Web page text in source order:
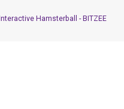
Interactive Hamsterball - BITZEE